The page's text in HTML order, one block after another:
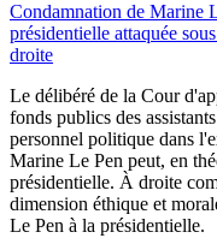
Condamnation de Marine
présidentielle attaquée
droite
Le délibéré de la Cour
fonds publics des
personnel politique dans
Marine Le Pen peut, en
présidentielle. À droite
dimension éthique et
Le Pen à la présidentielle.